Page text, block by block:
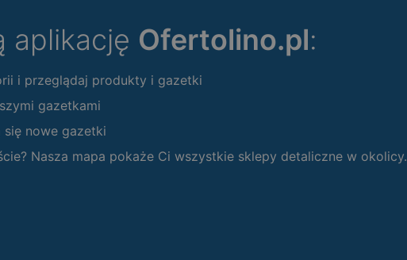
aplikację Ofertolino.pl:
i przeglądaj produkty i gazetki
gazetkami
się nowe gazetki
Nasza mapa pokaże Ci wszystkie sklepy detaliczne w okolicy.